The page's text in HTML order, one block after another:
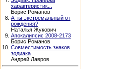
характеристик...
Борис Романов
8. А ты экстремальный от
рождения?
Наталья Жукович
9. Апокалипсис 2008-2173
Борис Романов
10. Совместимость знаков
зодиака
Андрей Лавров